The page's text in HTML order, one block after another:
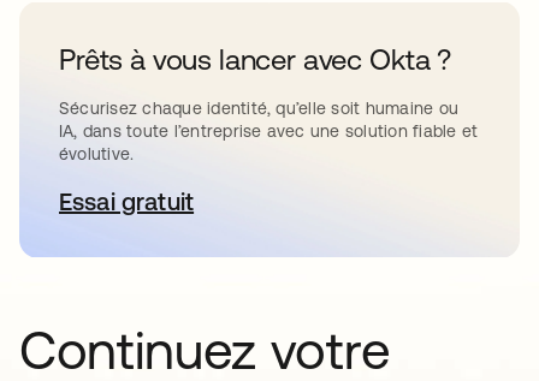
Prêts à vous lancer avec Okta ?
Sécurisez chaque identité, qu’elle soit humaine ou
IA, dans toute l’entreprise avec une solution fiable et
évolutive.
Essai gratuits’ouvre dans un nouvel onglet
Continuez votre